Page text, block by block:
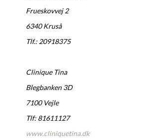
Frueskovvej 2
6340 Kruså
Tlf.: 20918375
Clinique Tina
Blegbanken 3D
7100 Vejle
Tlf: 81611127
www.cliniquetina.dk